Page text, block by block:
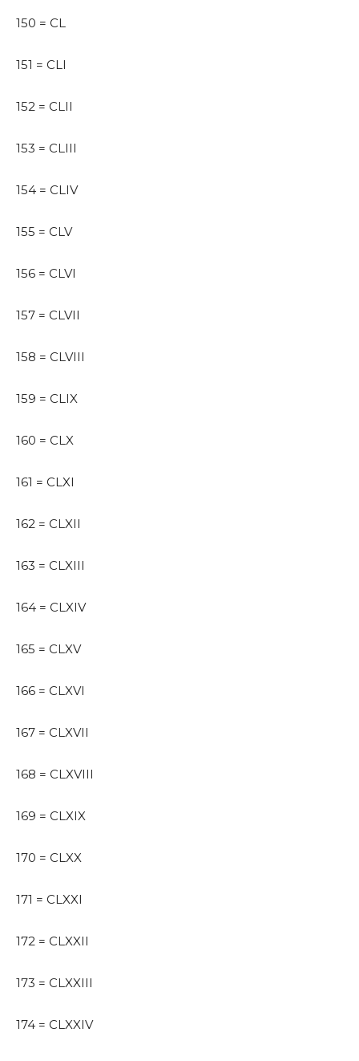
150 = CL
151 = CLI
152 = CLII
153 = CLIII
154 = CLIV
155 = CLV
156 = CLVI
157 = CLVII
158 = CLVIII
159 = CLIX
160 = CLX
161 = CLXI
162 = CLXII
163 = CLXIII
164 = CLXIV
165 = CLXV
166 = CLXVI
167 = CLXVII
168 = CLXVIII
169 = CLXIX
170 = CLXX
171 = CLXXI
172 = CLXXII
173 = CLXXIII
174 = CLXXIV